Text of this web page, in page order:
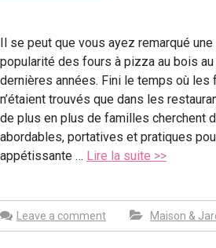
Il se peut que vous ayez remarqué
popularité des fours à pizza au bois
dernières années. Fini le temps où les
n’étaient trouvés que dans les
de plus en plus de familles cherchent
abordables, portatives et pratiques
appétissante … Lire la suite >>
Leave a comment Maison &